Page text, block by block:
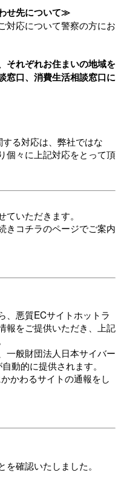
せ先について≫
対応について警察の方にお
それぞれお住まいの地域を
窓口、消費生活相談窓口に
る対応は、弊社ではな
個々に上記対応をとって頂
いただきます。
きコチラのページでご案内
、悪質ECサイトホットラ
報をご提供いただき、上記
一般財団法人日本サイバー
動的に提供されます。
かわるサイトの通報をし
確認いたしました。